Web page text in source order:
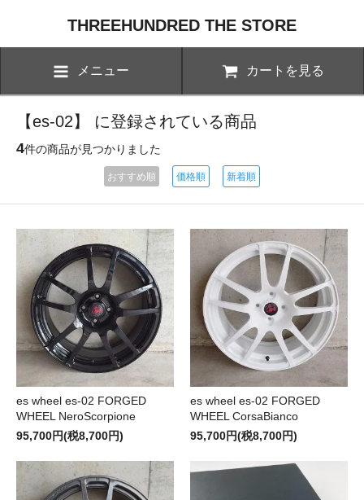
THREEHUNDRED THE STORE
メニュー カートを見る
【es-02】 に登録されている商品
4件の商品が見つかりました
おすすめ順 価格順 新着順
es wheel es-02 FORGED
WHEEL NeroScorpione
95,700円(税8,700円)
es wheel es-02 FORGED
WHEEL CorsaBianco
95,700円(税8,700円)